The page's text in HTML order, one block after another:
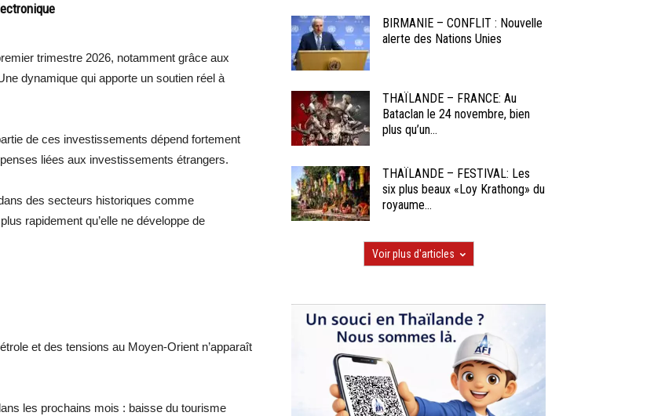
trimestre 2026, notamment grâce aux
dynamique qui apporte un soutien réel à
de ces investissements dépend fortement
liées aux investissements étrangers.
des secteurs historiques comme
rapidement qu’elle ne développe de
et des tensions au Moyen-Orient n’apparaît
les prochains mois : baisse du tourisme
BIRMANIE – CONFLIT : Nouvelle
alerte des Nations Unies
THAÏLANDE – FRANCE: Au
Bataclan le 24 novembre, bien
plus qu’un...
THAÏLANDE – FESTIVAL: Les
six plus beaux «Loy Krathong» du
royaume...
Voir plus d'articles